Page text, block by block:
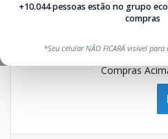
+10.044 pessoas estão no grupo
compras
*Seu celular NÃO FICARÁ visível
OFF
CUPOM
VENANCIO
CUPONS
Ganhe
Compras